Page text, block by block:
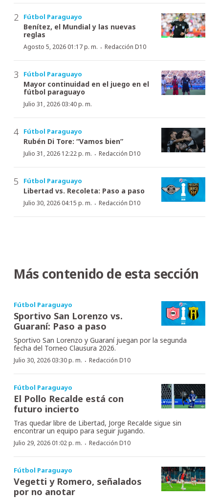
Fútbol Paraguayo
Benítez, el Mundial y las nuevas
reglas
Agosto 5, 2026 01:17 p. m. · Redacción D10
Fútbol Paraguayo
Mayor continuidad en el juego en el
fútbol paraguayo
Julio 31, 2026 03:40 p. m.
Fútbol Paraguayo
Rubén Di Tore: “Vamos bien”
Julio 31, 2026 12:22 p. m. · Redacción D10
Fútbol Paraguayo
Libertad vs. Recoleta: Paso a paso
Julio 30, 2026 04:15 p. m. · Redacción D10
Más contenido de esta sección
Fútbol Paraguayo
Sportivo San Lorenzo vs.
Guaraní: Paso a paso
Sportivo San Lorenzo y Guaraní juegan por la segunda
fecha del Torneo Clausura 2026.
Julio 30, 2026 03:30 p. m. · Redacción D10
Fútbol Paraguayo
El Pollo Recalde está con
futuro incierto
Tras quedar libre de Libertad, Jorge Recalde sigue sin
encontrar un equipo para seguir jugando.
Julio 29, 2026 01:02 p. m. · Redacción D10
Fútbol Paraguayo
Vegetti y Romero, señalados
por no anotar